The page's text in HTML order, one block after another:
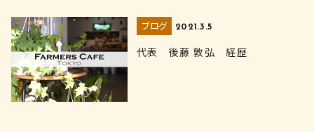
ブログ 2021.3.5
代表 後藤 敦弘 経歴